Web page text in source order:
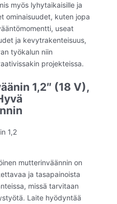
myös lyhytaikaisille ja
ominaisuudet, kuten jopa
useat
ja kevytrakenteisuus,
työkalun niin
projekteissa.
1,2″ (18 V),
mutterinväännin on
ja tasapainoista
missä tarvitaan
Laite hyödyntää